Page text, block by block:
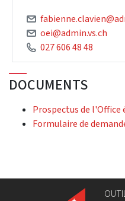
oei@admin.vs.ch
027 606 48 48
DOCUMENTS
Prospectus de
Formulaire de